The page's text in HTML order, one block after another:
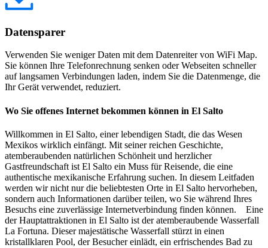
Datensparer
Verwenden Sie weniger Daten mit dem Datenreiter von WiFi Map.
Sie können Ihre Telefonrechnung senken oder Webseiten schneller
auf langsamen Verbindungen laden, indem Sie die Datenmenge, die
Ihr Gerät verwendet, reduziert.
Wo Sie offenes Internet bekommen können in El Salto
Willkommen in El Salto, einer lebendigen Stadt, die das Wesen
Mexikos wirklich einfängt. Mit seiner reichen Geschichte,
atemberaubenden natürlichen Schönheit und herzlicher
Gastfreundschaft ist El Salto ein Muss für Reisende, die eine
authentische mexikanische Erfahrung suchen. In diesem Leitfaden
werden wir nicht nur die beliebtesten Orte in El Salto hervorheben,
sondern auch Informationen darüber teilen, wo Sie während Ihres
Besuchs eine zuverlässige Internetverbindung finden können. Eine
der Hauptattraktionen in El Salto ist der atemberaubende Wasserfall
La Fortuna. Dieser majestätische Wasserfall stürzt in einen
kristallklaren Pool, der Besucher einlädt, ein erfrischendes Bad zu